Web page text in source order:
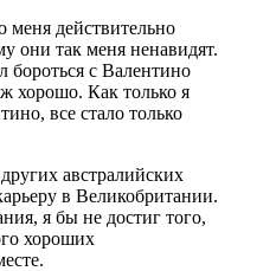
меня действительно
они так меня ненавидят.
бороться с Валентино
хорошо. Как только я
все стало только
австралийских
в Великобритании.
я бы не достиг того,
хороших